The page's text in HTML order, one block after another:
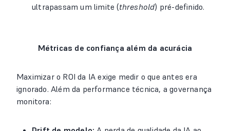
ultrapassam um limite (threshold) pré-definido.
Métricas de confiança além da acurácia
Maximizar o ROI da IA exige medir o que antes era
ignorado. Além da performance técnica, a governança
monitora: